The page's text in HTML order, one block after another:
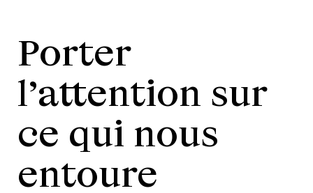
Porter
l’attention sur
ce qui nous
entoure